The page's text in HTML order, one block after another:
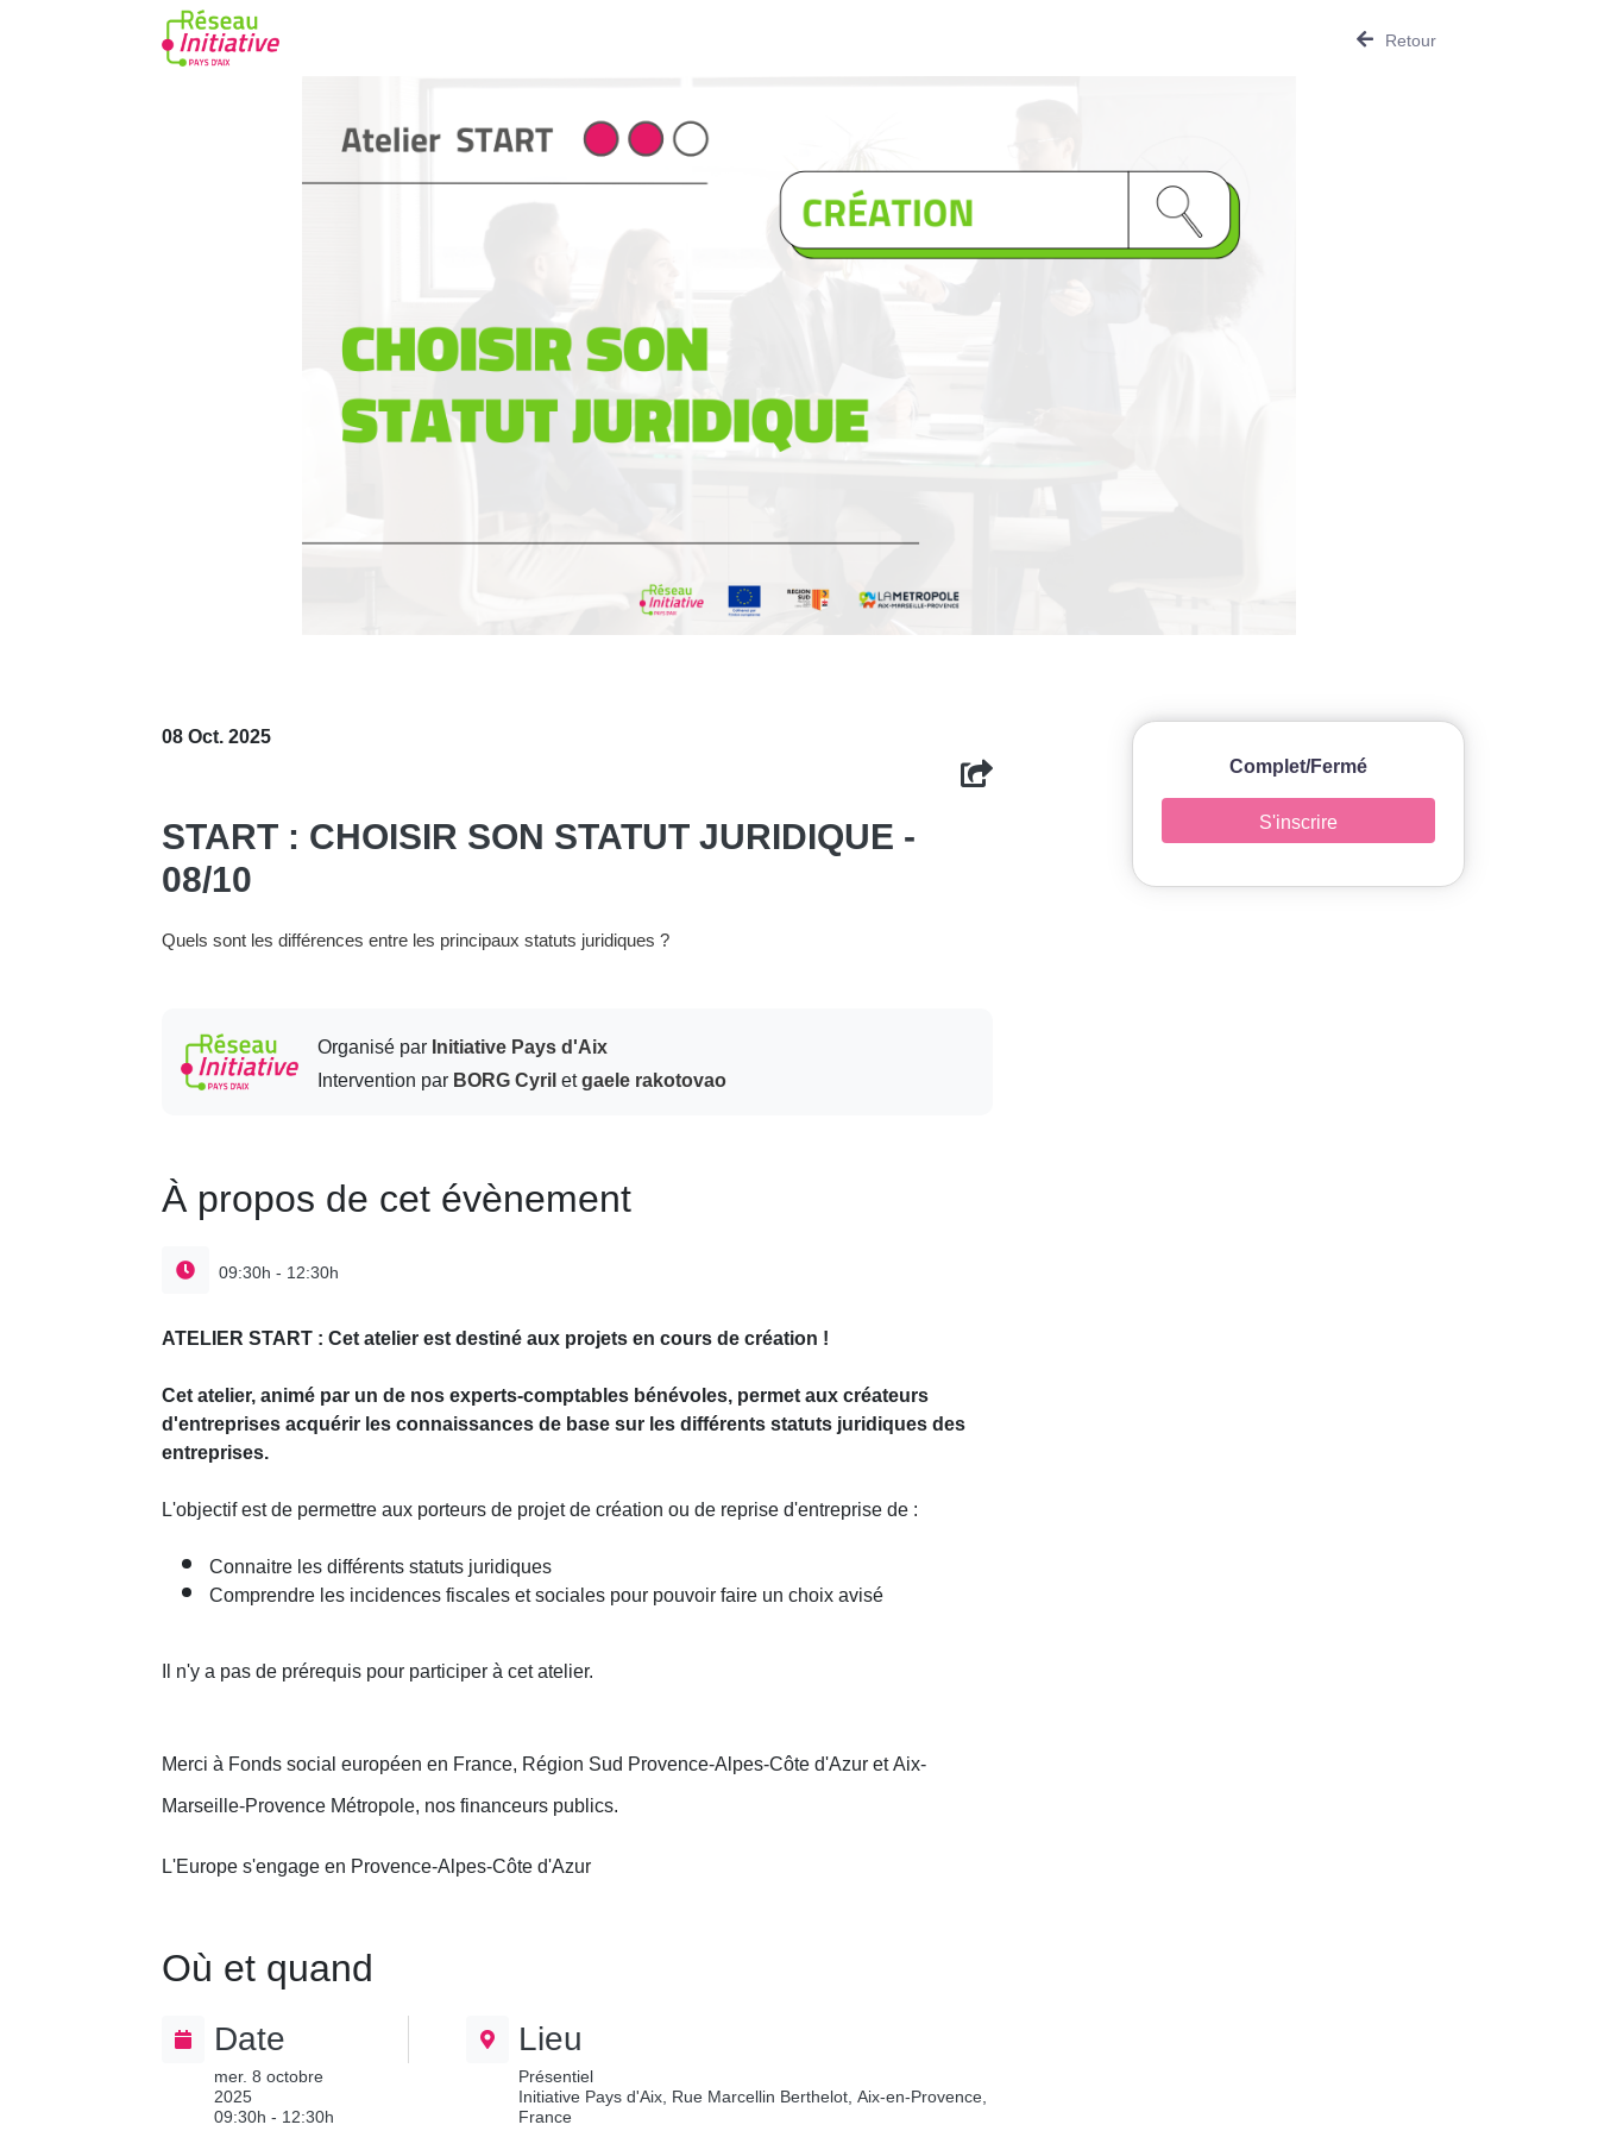
Retour
08 Oct. 2025
START : CHOISIR SON STATUT JURIDIQUE -
08/10
Quels sont les différences entre les principaux statuts juridiques ?
Organisé parInitiative Pays d'Aix
Intervention parBORG Cyriletgaele rakotovao
À propos de cet évènement
09:30h - 12:30h
ATELIER START : Cet atelier est destiné aux projets en cours de création !
Cet atelier, animé par un de nos experts-comptables bénévoles, permet aux créateurs
d'entreprises acquérir les connaissances de base sur les différents statuts juridiques des
entreprises.
L'objectif est de permettre aux porteurs de projet de création ou de reprise d'entreprise de :
Connaitre les différents statuts juridiques
Comprendre les incidences fiscales et sociales pour pouvoir faire un choix avisé
Il n'y a pas de prérequis pour participer à cet atelier.
Merci à Fonds social européen en France, Région Sud Provence-Alpes-Côte d'Azur et Aix-
Marseille-Provence Métropole, nos financeurs publics.
L'Europe s'engage en Provence-Alpes-Côte d'Azur
Où et quand
Date
mer. 8 octobre
2025
09:30h - 12:30h
Lieu
Présentiel
Initiative Pays d'Aix, Rue Marcellin Berthelot, Aix-en-Provence,
France
Complet/Fermé
S'inscrire